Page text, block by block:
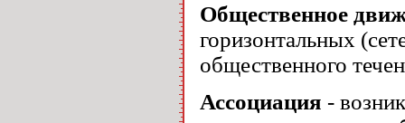
Общественное
горизонтальных
общественного
Ассоциация -